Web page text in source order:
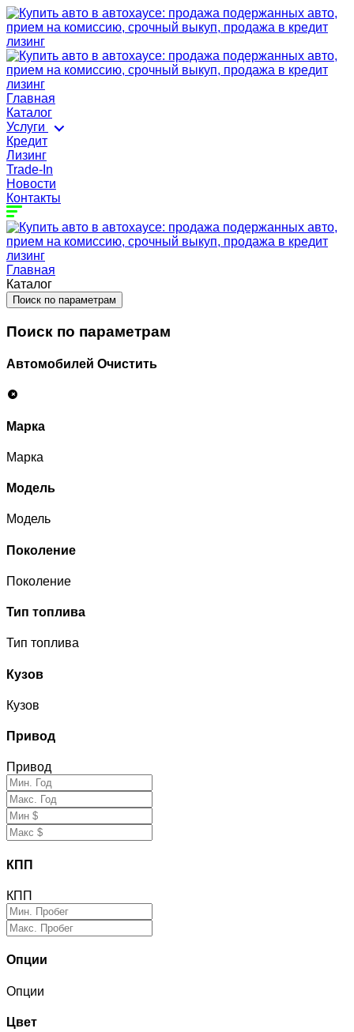
Главная
Каталог
Услуги
Кредит
Лизинг
Trade-In
Новости
Контакты
Главная
Каталог
Поиск по параметрам
Поиск по параметрам
Автомобилей Очистить
Марка
Марка
Модель
Модель
Поколение
Поколение
Тип топлива
Тип топлива
Кузов
Кузов
Привод
Привод
КПП
КПП
Опции
Опции
Цвет